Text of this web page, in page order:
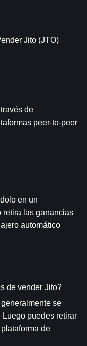
Jito (JTO)
de
peer-to-peer
en un
retira las ganancias
automático
de vender Jito?
se
puedes retirar
de